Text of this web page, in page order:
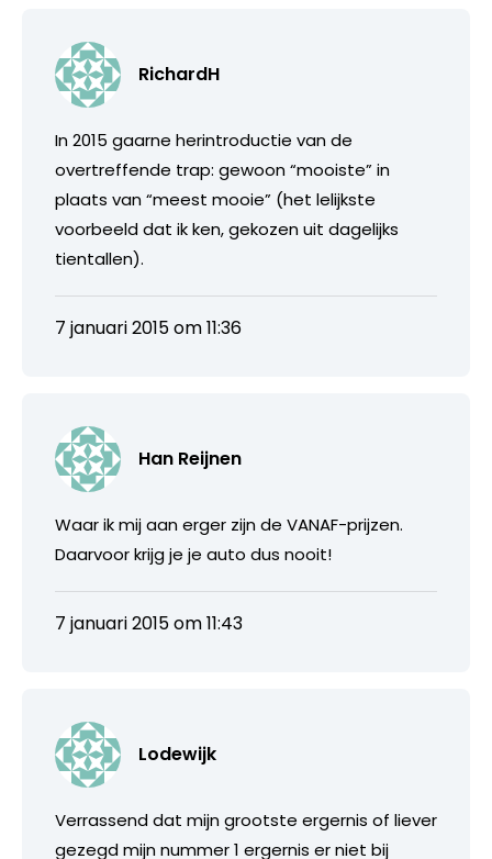
RichardH
In 2015 gaarne herintroductie van de
overtreffende trap: gewoon “mooiste” in
plaats van “meest mooie” (het lelijkste
voorbeeld dat ik ken, gekozen uit dagelijks
tientallen).
7 januari 2015 om 11:36
Han Reijnen
Waar ik mij aan erger zijn de VANAF-prijzen.
Daarvoor krijg je je auto dus nooit!
7 januari 2015 om 11:43
Lodewijk
Verrassend dat mijn grootste ergernis of liever
gezegd mijn nummer 1 ergernis er niet bij